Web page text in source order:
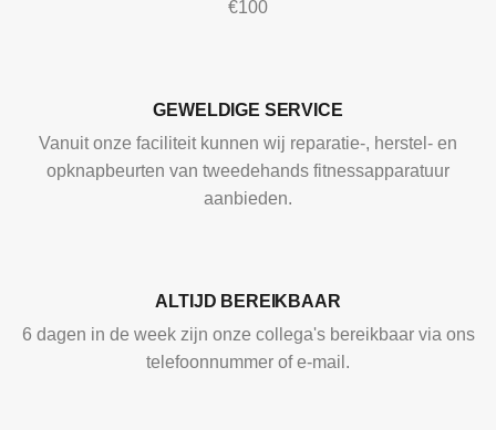
€100
GEWELDIGE SERVICE
Vanuit onze faciliteit kunnen wij reparatie-, herstel- en
opknapbeurten van tweedehands fitnessapparatuur
aanbieden.
ALTIJD BEREIKBAAR
6 dagen in de week zijn onze collega's bereikbaar via ons
telefoonnummer of e-mail.